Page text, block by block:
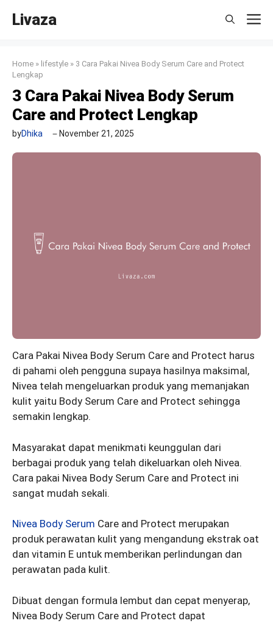
Livaza
Home » lifestyle » 3 Cara Pakai Nivea Body Serum Care and Protect
Lengkap
3 Cara Pakai Nivea Body Serum
Care and Protect Lengkap
byDhika November 21, 2025
Cara Pakai Nivea Body Serum Care and Protect harus
di pahami oleh pengguna supaya hasilnya maksimal,
Nivea telah mengeluarkan produk yang memanjakan
kulit yaitu Body Serum Care and Protect sehingga
semakin lengkap.
Masyarakat dapat menikmati keunggulan dari
berbagai produk yang telah dikeluarkan oleh Nivea.
Cara pakai Nivea Body Serum Care and Protect ini
sangat mudah sekali.
Nivea Body Serum Care and Protect merupakan
produk perawatan kulit yang mengandung ekstrak oat
dan vitamin E untuk memberikan perlindungan dan
perawatan pada kulit.
Dibuat dengan formula lembut dan cepat menyerap,
Nivea Body Serum Care and Protect dapat